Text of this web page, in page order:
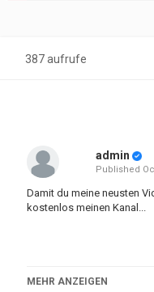
387 aufrufe
admin
Published
Damit du meine neusten
kostenlos meinen Kanal...
The Music ist arranged by
MEHR ANZEIGEN